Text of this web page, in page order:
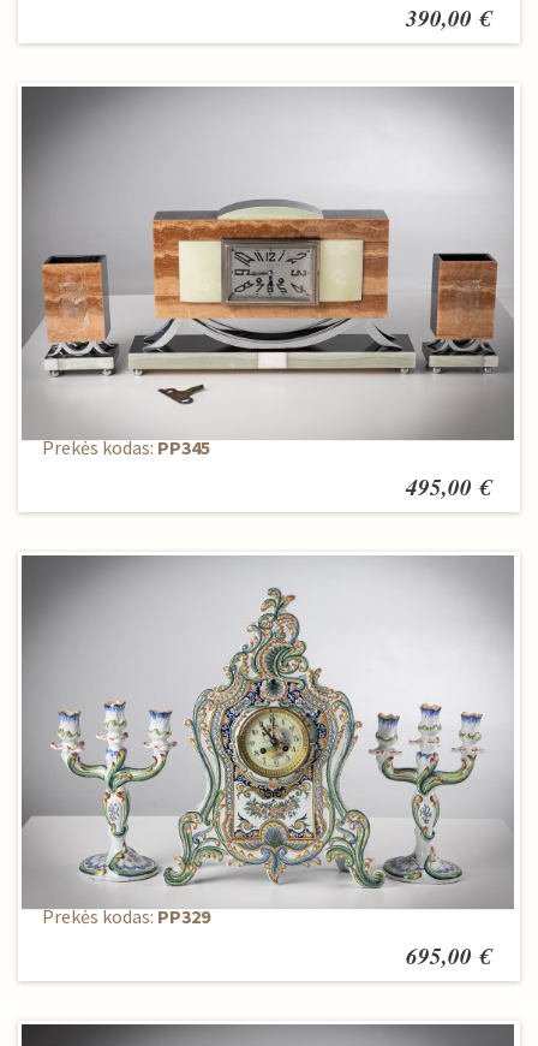
390,00 €
Pastatomas laikrodis + 2 žvakidės
Prekės kodas:PP345
495,00 €
Laikrodis + 2 žvakidės
Prekės kodas:PP329
695,00 €